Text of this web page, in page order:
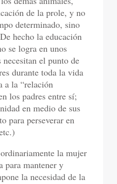
de la prole, y no
determinado, sino
hecho la educación
se logra en unos
el punto de
durante toda la vida
a la “relación
los padres entre sí;
en medio de sus
para perseverar en
la mujer
para mantener y
la necesidad de la